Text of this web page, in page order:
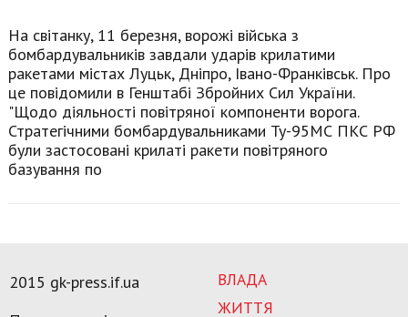
На світанку, 11 березня, ворожі війська з
бомбардувальників завдали ударів крилатими
ракетами містах Луцьк, Дніпро, Івано-Франківськ. Про
це повідомили в Генштабі Збройних Сил України.
"Щодо діяльності повітряної компоненти ворога.
Стратегічними бомбардувальниками Ту-95МС ПКС РФ
були застосовані крилаті ракети повітряного
базування по
ВЛАДА
ЖИТТЯ
2015 gk-press.if.ua